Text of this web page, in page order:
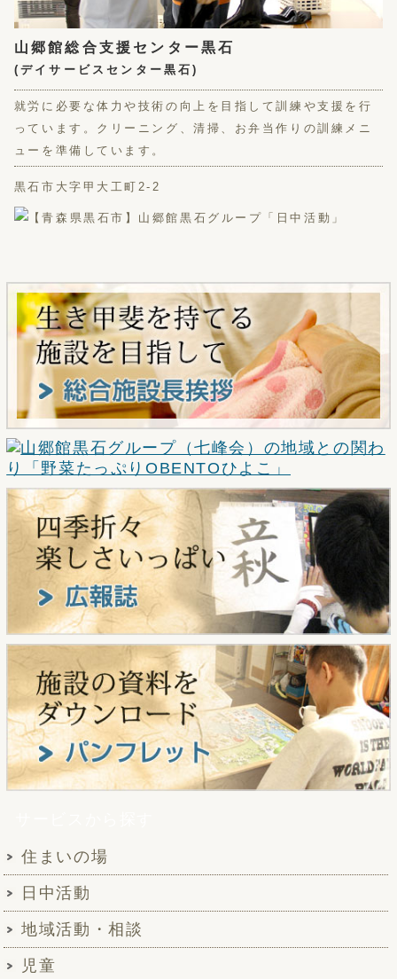
山郷館総合支援センター黒石
(デイサービスセンター黒石)
就労に必要な体力や技術の向上を目指して訓練や支援を行
っています。クリーニング、清掃、お弁当作りの訓練メニ
ューを準備しています。
黒石市大字甲大工町2-2
住まいの場
日中活動
地域活動・相談
児童